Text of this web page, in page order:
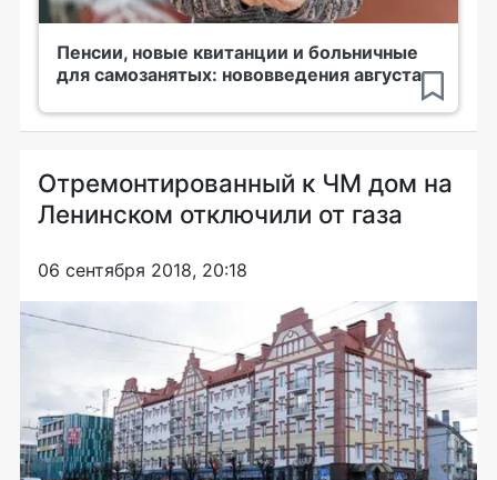
Пенсии, новые квитанции и больничные
для самозанятых: нововведения августа
Отремонтированный к ЧМ дом на
Ленинском отключили от газа
06 сентября 2018, 20:18